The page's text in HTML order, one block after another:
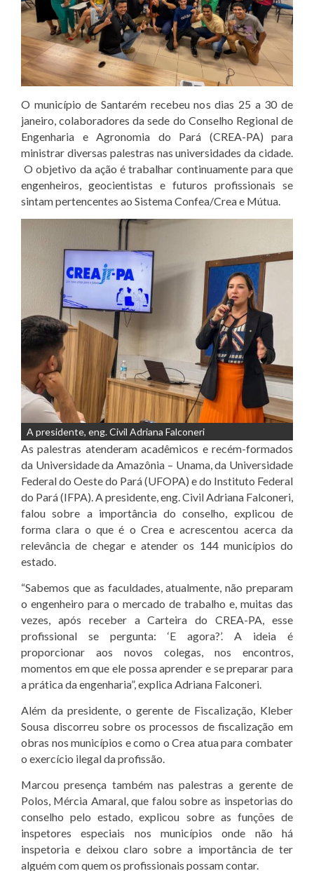
O município de Santarém recebeu nos dias 25 a 30 de
janeiro, colaboradores da sede do Conselho Regional de
Engenharia e Agronomia do Pará (CREA-PA) para
ministrar diversas palestras nas universidades da cidade.
O objetivo da ação é trabalhar continuamente para que
engenheiros, geocientistas e futuros profissionais se
sintam pertencentes ao Sistema Confea/Crea e Mútua.
A presidente, eng. Civil Adriana Falconeri
As palestras atenderam acadêmicos e recém-formados
da Universidade da Amazônia – Unama, da Universidade
Federal do Oeste do Pará (UFOPA) e do Instituto Federal
do Pará (IFPA). A presidente, eng. Civil Adriana Falconeri,
falou sobre a importância do conselho, explicou de
forma clara o que é o Crea e acrescentou acerca da
relevância de chegar e atender os 144 municípios do
estado.
“Sabemos que as faculdades, atualmente, não preparam
o engenheiro para o mercado de trabalho e, muitas das
vezes, após receber a Carteira do CREA-PA, esse
profissional se pergunta: ‘E agora?’. A ideia é
proporcionar aos novos colegas, nos encontros,
momentos em que ele possa aprender e se preparar para
a prática da engenharia”, explica Adriana Falconeri.
Além da presidente, o gerente de Fiscalização, Kleber
Sousa discorreu sobre os processos de fiscalização em
obras nos municípios e como o Crea atua para combater
o exercício ilegal da profissão.
Marcou presença também nas palestras a gerente de
Polos, Mércia Amaral, que falou sobre as inspetorias do
conselho pelo estado, explicou sobre as funções de
inspetores especiais nos municípios onde não há
inspetoria e deixou claro sobre a importância de ter
alguém com quem os profissionais possam contar.